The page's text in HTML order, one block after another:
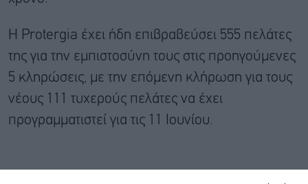
Η Protergia έχει ήδη επιβραβεύσει 555 πελάτες
της για την εμπιστοσύνη τους στις προηγούμενες
5 κληρώσεις, με την επόμενη κλήρωση για τους
νέους 111 τυχερούς πελάτες να έχει
προγραμματιστεί για τις 11 Ιουνίου.